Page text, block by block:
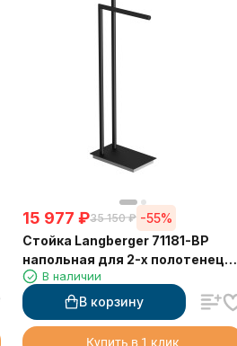
15 977 ₽35 150 ₽ -55%
Стойка Langberger 71181-BP
напольная для 2-х полотенец
черная
В наличии
В корзину
Купить в 1 клик